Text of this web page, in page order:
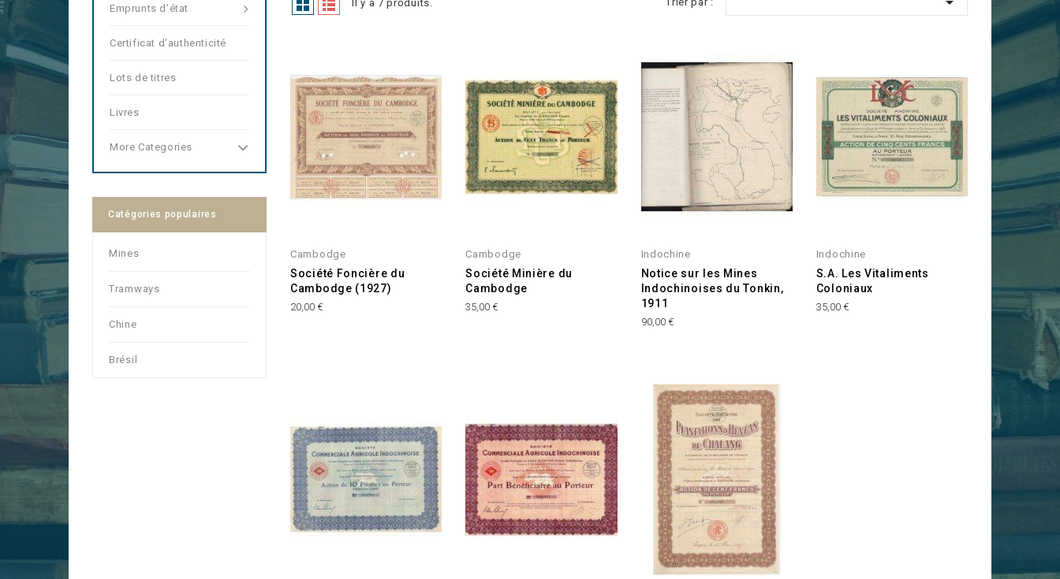
Emprunts d'état
Certificat d'authenticité
Lots de titres
Livres
More Categories
Catégories populaires
Mines
Tramways
Chine
Brésil
Il y a 7 produits.
Cambodge
Société Foncière du
Cambodge (1927)
Prix
20,00 €
Cambodge
Société Minière du
Cambodge
Prix
35,00 €
Indochine
Notice sur les Mines
Indochinoises du Tonkin,
1911
Prix
90,00 €
Indochine
S.A. Les Vitaliments
Coloniaux
Prix
35,00 €